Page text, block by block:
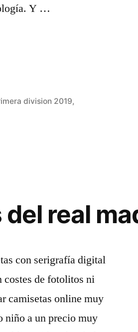
Y …
division 2019,
real
con serigrafía digital
de fotolitos ni
camisetas online muy
niño a un precio muy